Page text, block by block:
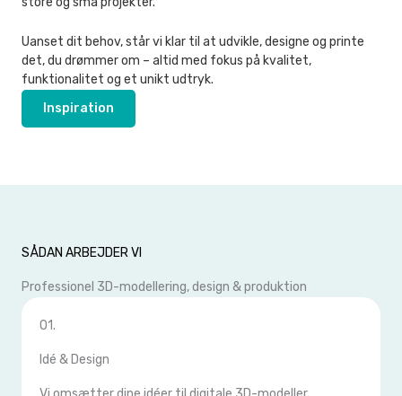
Uanset dit behov, står vi klar til at udvikle, designe og printe
det, du drømmer om – altid med fokus på kvalitet,
funktionalitet og et unikt udtryk.
Inspiration
SÅDAN ARBEJDER VI
Professionel 3D-modellering, design & produktion
01.
Idé & Design